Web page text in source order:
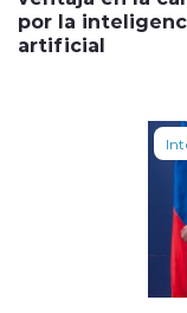
por la
artificial